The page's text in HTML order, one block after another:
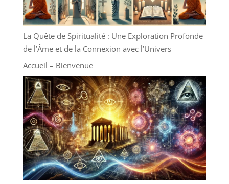
La Quête de Spiritualité : Une Exploration Profonde
de l’Âme et de la Connexion avec l’Univers
Accueil – Bienvenue